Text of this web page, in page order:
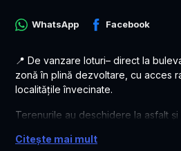
WhatsApp Facebook
📍 De vanzare loturi– direct la
zonă în plină dezvoltare, cu acces
localitățile învecinate.
Terenurile au deschidere la asfalt
pentru activități comerciale
Citește mai mult